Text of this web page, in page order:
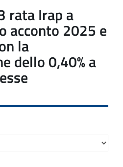
rata Irap a
acconto 2025 e
la
dello 0,40% a